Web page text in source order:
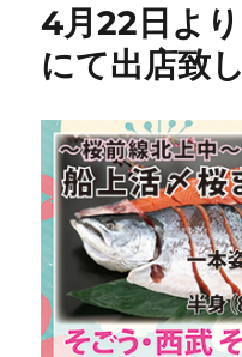
4月22日よ
にて出店致